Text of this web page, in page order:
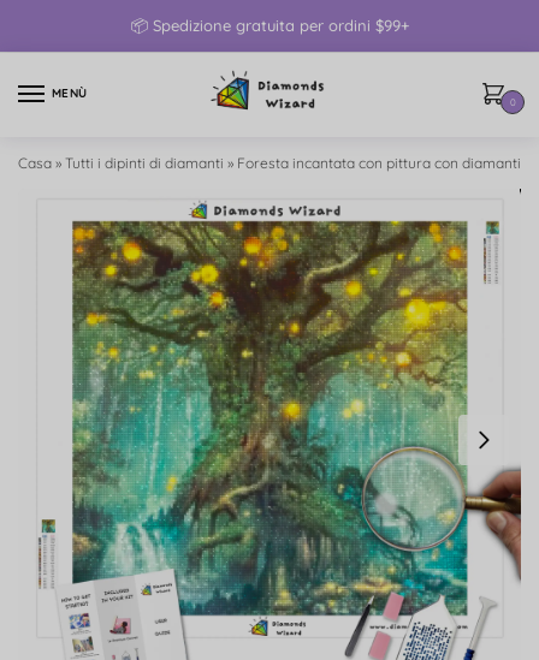
📦 Spedizione gratuita per ordini $99+
MENÙ
0
Casa » Tutti i dipinti di diamanti » Foresta incantata con pittura con diamanti